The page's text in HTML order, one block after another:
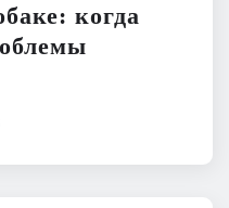
когда